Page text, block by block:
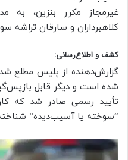
غیرمجاز مکرر بنزین،
کلاهبرداران و سارقان تراشه
کشف و اطلاع‌رسانی:
گزارش‌دهنده از پلیس مطلع
شده است و دیگر قابل
تأیید رسمی صادر شد که
“سوخته یا آسیب‌دیده”